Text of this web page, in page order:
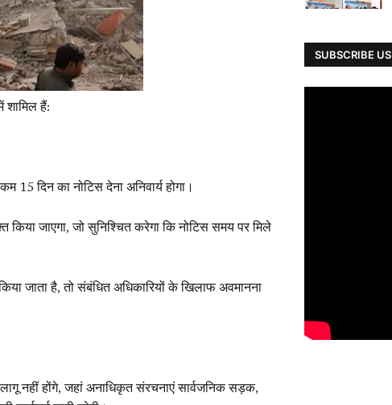
शामिल हैं:
दिन का नोटिस देना अनिवार्य होगा।
जाएगा, जो सुनिश्चित करेगा कि नोटिस समय पर मिले
जाता है, तो संबंधित अधिकारियों के खिलाफ अवमानना
लागू नहीं होंगे, जहां अनाधिकृत संरचनाएं सार्वजनिक सड़क,
SUBSCRIBE US